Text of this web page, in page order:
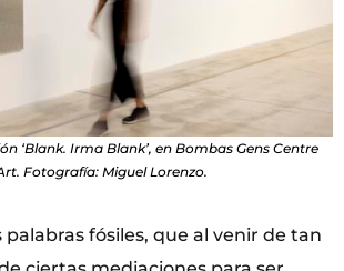
‘Blank. Irma Blank’, en Bombas Gens Centre
Fotografía: Miguel Lorenzo.
palabras fósiles, que al venir de tan